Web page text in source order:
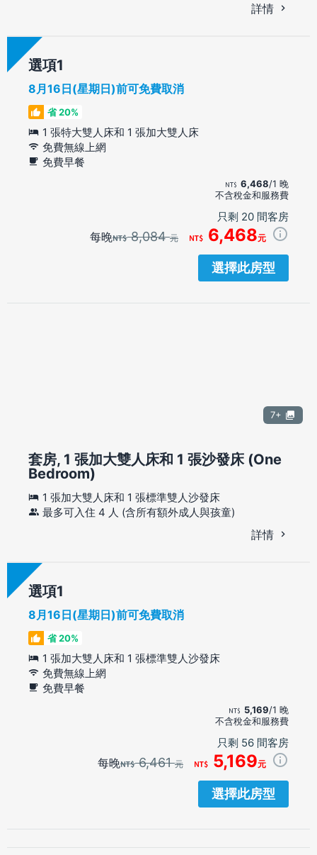
詳情
選項
8月16日(星期日)前可免費取消
省 20%
1 張特大雙人床和 1 張加大雙人床
免費無線上網
免費早餐
6,468/1 晚
不含稅金和服務費
只剩 20 間客房
每晚 8,084元 6,468元
選擇此房型
7+
套房, 1 張加大雙人床和 1 張沙發床 (One
Bedroom)
1 張加大雙人床和 1 張標準雙人沙發床
最多可入住 4 人 (含所有額外成人與孩童)
詳情
選項
8月16日(星期日)前可免費取消
省 20%
1 張加大雙人床和 1 張標準雙人沙發床
免費無線上網
免費早餐
5,169/1 晚
不含稅金和服務費
只剩 56 間客房
每晚 6,461元 5,169元
選擇此房型